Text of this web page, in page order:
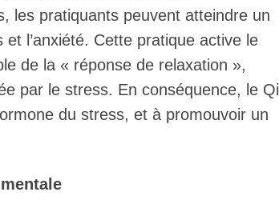
les pratiquants peuvent atteindre un
l’anxiété. Cette pratique active le
de la « réponse de relaxation »,
par le stress. En conséquence, le Qi
du stress, et à promouvoir un